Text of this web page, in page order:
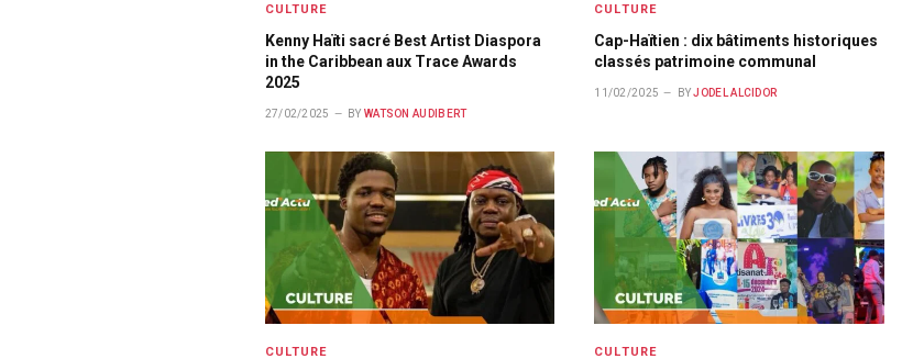
CULTURE
Kenny Haïti sacré Best Artist Diaspora
in the Caribbean aux Trace Awards
2025
27/02/2025 BY WATSON AUDIBERT
CULTURE
Cap-Haïtien : dix bâtiments historiques
classés patrimoine communal
11/02/2025 BY JODEL ALCIDOR
CULTURE CULTURE